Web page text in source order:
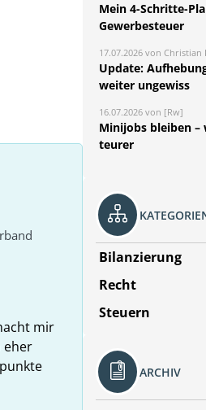
mir
eher
Mein 4-Schritte-
Gewerbesteuer
17.07.2026 von Christian
Update:
weiter ungewiss
16.07.2026 von [Rw]
Minijobs bleiben –
teurer
Bilanzierung
Recht
Steuern
ARCHIV